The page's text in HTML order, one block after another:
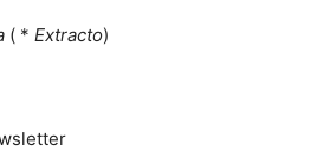
( * Extracto)